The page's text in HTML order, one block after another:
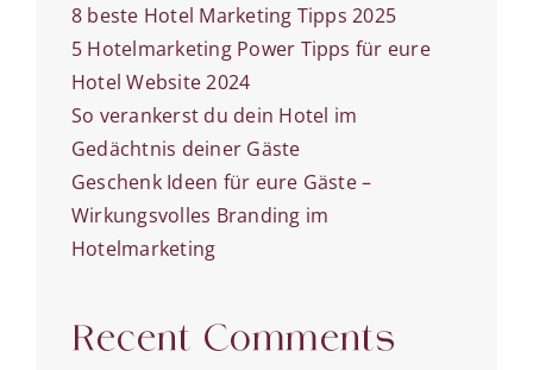
8 beste Hotel Marketing Tipps 2025
5 Hotelmarketing Power Tipps für eure
Hotel Website 2024
So verankerst du dein Hotel im
Gedächtnis deiner Gäste
Geschenk Ideen für eure Gäste –
Wirkungsvolles Branding im
Hotelmarketing
Recent Comments